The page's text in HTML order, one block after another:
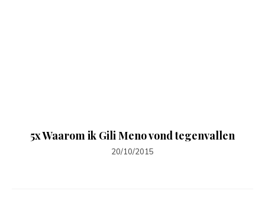
5x Waarom ik Gili Meno vond tegenvallen
20/10/2015